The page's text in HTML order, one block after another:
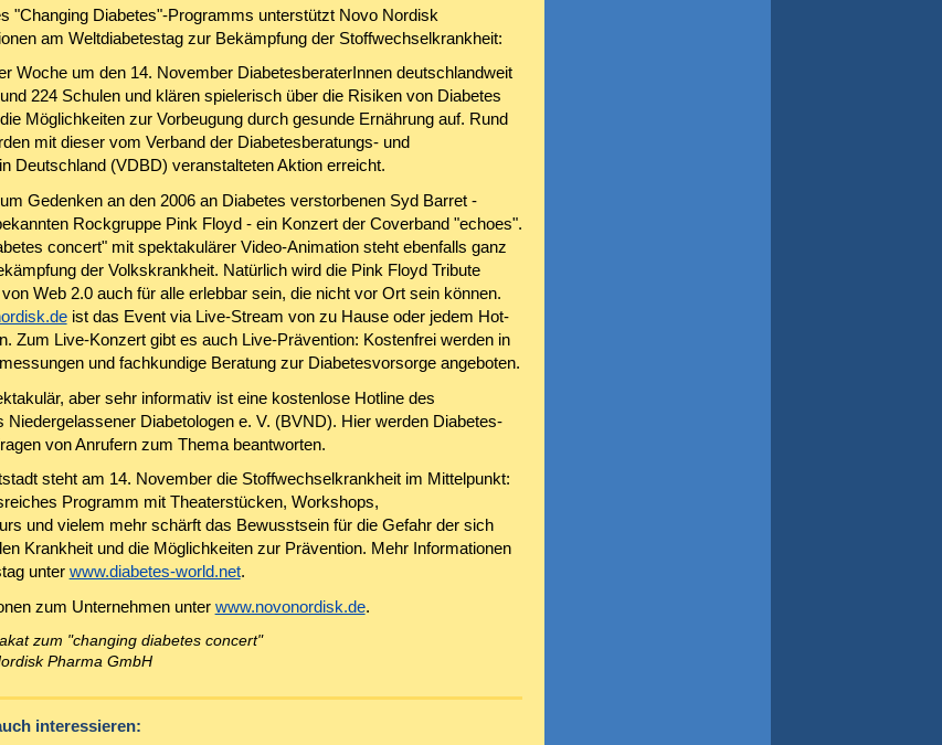
"Changing Diabetes"-Programms unterstützt Novo Nordisk
am Weltdiabetestag zur Bekämpfung der Stoffwechselkrankheit:
Woche um den 14. November DiabetesberaterInnen deutschlandweit
224 Schulen und klären spielerisch über die Risiken von Diabetes
Möglichkeiten zur Vorbeugung durch gesunde Ernährung auf. Rund
mit dieser vom Verband der Diabetesberatungs- und
Deutschland (VDBD) veranstalteten Aktion erreicht.
Gedenken an den 2006 an Diabetes verstorbenen Syd Barret -
Rockgruppe Pink Floyd - ein Konzert der Coverband "echoes".
concert" mit spektakulärer Video-Animation steht ebenfalls ganz
der Volkskrankheit. Natürlich wird die Pink Floyd Tribute
Web 2.0 auch für alle erlebbar sein, die nicht vor Ort sein können.
ist das Event via Live-Stream von zu Hause oder jedem Hot-
Zum Live-Konzert gibt es auch Live-Prävention: Kostenfrei werden in
und fachkundige Beratung zur Diabetesvorsorge angeboten.
aber sehr informativ ist eine kostenlose Hotline des
Niedergelassener Diabetologen e. V. (BVND). Hier werden Diabetes-
von Anrufern zum Thema beantworten.
steht am 14. November die Stoffwechselkrankheit im Mittelpunkt:
Programm mit Theaterstücken, Workshops,
und vielem mehr schärft das Bewusstsein für die Gefahr der sich
Krankheit und die Möglichkeiten zur Prävention. Mehr Informationen
unter www.diabetes-world.net.
zum Unternehmen unter www.novonordisk.de.
zum "changing diabetes concert"
Pharma GmbH
interessieren: